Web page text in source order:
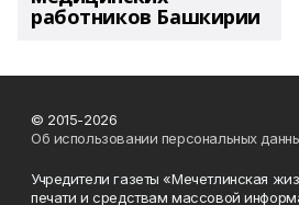
работников Башкирии
© 2015-2026
Об использовании персональных
Учредители газеты «Мечетлинская
печати и средствам массовой